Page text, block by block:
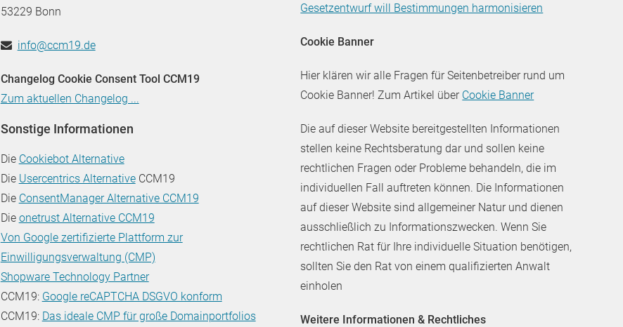
53229 Bonn
info@ccm19.de
Changelog Cookie Consent Tool CCM19
Zum aktuellen Changelog ...
Sonstige Informationen
Die Cookiebot Alternative
Die Usercentrics AlternativeCCM19
Die ConsentManager Alternative CCM19
Die onetrust Alternative CCM19
Von Google zertifizierte Plattform zur
Einwilligungsverwaltung (CMP)
Shopware Technology Partner
CCM19: Google reCAPTCHA DSGVO konform
CCM19: Das ideale CMP für große Domainportfolios
Gesetzentwurf will Bestimmungen harmonisieren
Cookie Banner
Hier klären wir alle Fragen für Seitenbetreiber rund um
Cookie Banner! Zum Artikel über Cookie Banner
Die auf dieser Website bereitgestellten Informationen
stellen keine Rechtsberatung dar und sollen keine
rechtlichen Fragen oder Probleme behandeln, die im
individuellen Fall auftreten können. Die Informationen
auf dieser Website sind allgemeiner Natur und dienen
ausschließlich zu Informationszwecken. Wenn Sie
rechtlichen Rat für Ihre individuelle Situation benötigen,
sollten Sie den Rat von einem qualifizierten Anwalt
einholen
Weitere Informationen & Rechtliches